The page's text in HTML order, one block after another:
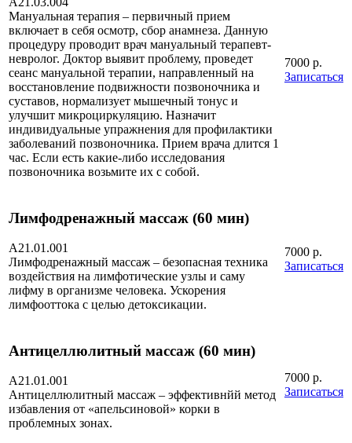
Мануальная терапия – первичный прием
включает в себя осмотр, сбор анамнеза. Данную
процедуру проводит врач мануальный терапевт-
невролог. Доктор выявит проблему, проведет
сеанс мануальной терапии, направленный на
восстановление подвижности позвоночника и
суставов, нормализует мышечный тонус и
улучшит микроциркуляцию. Назначит
индивидуальные упражнения для профилактики
заболеваний позвоночника. Прием врача длится 1
час. Если есть какие-либо исследования
позвоночника возьмите их с собой.
7000 р.
Записаться
Лимфодренажный массаж (60 мин)
A21.01.001
Лимфодренажный массаж – безопасная техника
воздействия на лимфотические узлы и саму
лифму в организме человека. Ускорения
лимфооттока с целью детоксикации.
7000 р.
Записаться
Антицеллюлитный массаж (60 мин)
A21.01.001
Антицеллюлитный массаж – эффективнйй метод
избавления от «апельсиновой» корки в
проблемных зонах.
7000 р.
Записаться